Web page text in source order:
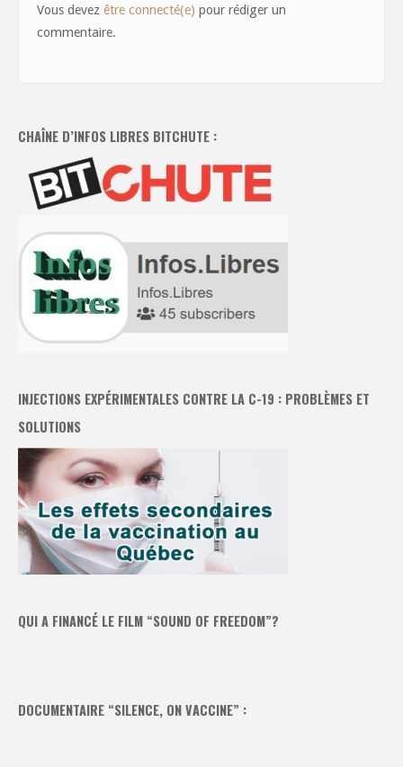
Vous devezêtre connecté(e) pour rédiger un
commentaire.
CHAÎNE D’INFOS LIBRES BITCHUTE :
INJECTIONS EXPÉRIMENTALES CONTRE LA C-19 : PROBLÈMES ET
SOLUTIONS
QUI A FINANCÉ LE FILM “SOUND OF FREEDOM”?
DOCUMENTAIRE “SILENCE, ON VACCINE” :